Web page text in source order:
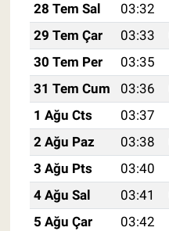
28 Tem Sal
03:32
29 Tem Çar
03:33
30 Tem Per
03:35
31 Tem Cum
03:36
1 Ağu Cts
03:37
2 Ağu Paz
03:38
3 Ağu Pts
03:40
4 Ağu Sal
03:41
5 Ağu Çar
03:42